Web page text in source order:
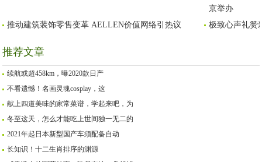
京举办
推动建筑装饰零售变革 AELLEN价值网络引热议
极致心声礼赞
推荐文章
续航或超458km，曝2020款日产
不看遗憾！名画灵魂cosplay，这
献上四道美味的家常菜谱，学起来吧，为
冬至这天，怎么才能吃上世间独一无二的
2021年起日本新型国产车须配备自动
长知识！十二生肖排序的渊源